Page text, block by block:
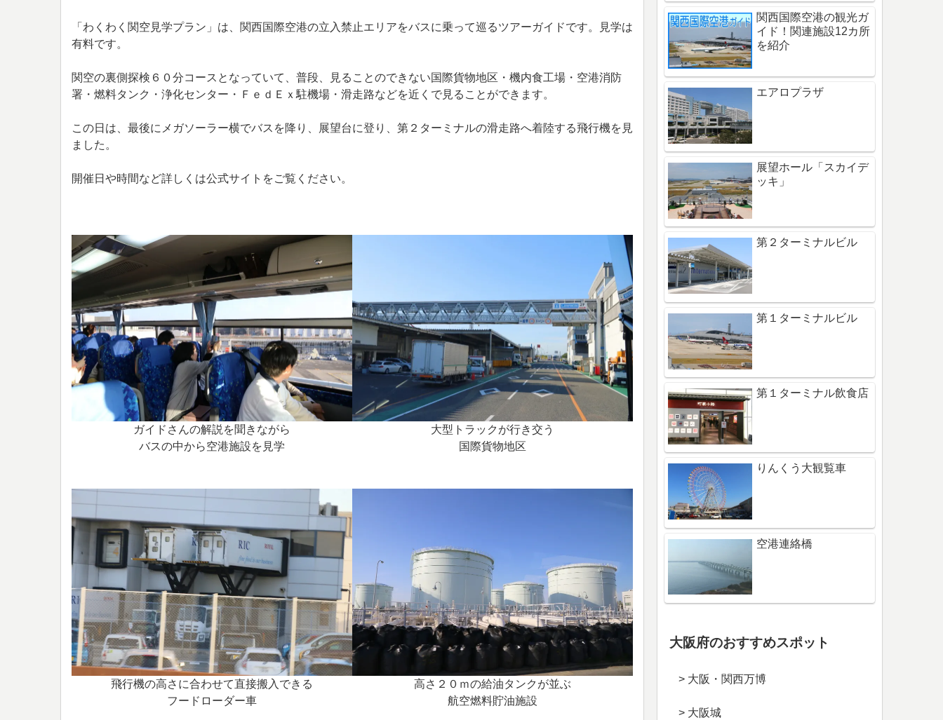
「わくわく関空見学プラン」は、関西国際空港の立入禁止エリアをバスに乗って巡るツアーガイドです。見学は
有料です。
関空の裏側探検６０分コースとなっていて、普段、見ることのできない国際貨物地区・機内食工場・空港消防
署・燃料タンク・浄化センター・ＦｅｄＥｘ駐機場・滑走路などを近くで見ることができます。
この日は、最後にメガソーラー横でバスを降り、展望台に登り、第２ターミナルの滑走路へ着陸する飛行機を見
ました。
開催日や時間など詳しくは公式サイトをご覧ください。
ガイドさんの解説を聞きながら
バスの中から空港施設を見学
大型トラックが行き交う
国際貨物地区
飛行機の高さに合わせて直接搬入できる
フードローダー車
高さ２０ｍの給油タンクが並ぶ
航空燃料貯油施設
関西国際空港の観光ガ
イド！関連施設12カ所
を紹介
エアロプラザ
展望ホール「スカイデ
ッキ」
第２ターミナルビル
第１ターミナルビル
第１ターミナル飲食店
りんくう大観覧車
空港連絡橋
大阪府のおすすめスポット
> 大阪・関西万博
> 大阪城